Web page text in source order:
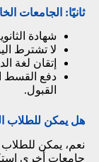
ثانيًا: الجامعات
شهادة
لا تشترط
إتقان لغة
دفع القسط
القبول.
هل يمكن للطلاب
نعم، يمكن للطلاب
جامعات أخرى